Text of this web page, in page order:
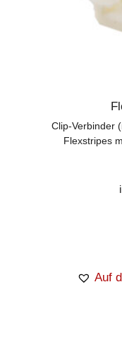
Clip-Verbinder
Flexstripes
Auf